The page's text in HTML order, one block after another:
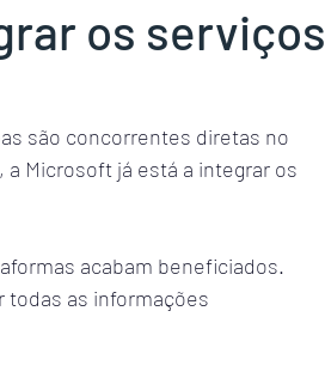
os serviços
são concorrentes diretas no
Microsoft já está a integrar os
acabam beneficiados.
todas as informações